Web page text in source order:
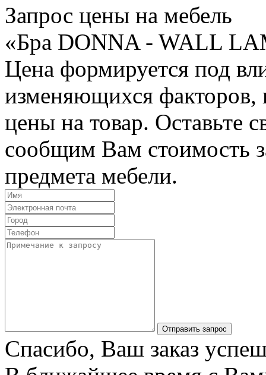
Запрос цены на мебель
«Бра DONNA - WALL
Цена формируется под
изменяющихся факторов,
цены на товар. Оставьте
сообщим Вам стоимость
предмета мебели.
Отправить запрос
Спасибо, Ваш заказ